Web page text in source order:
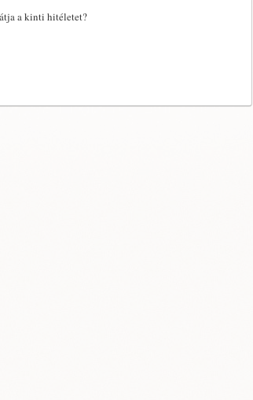
a kinti hitéletet?